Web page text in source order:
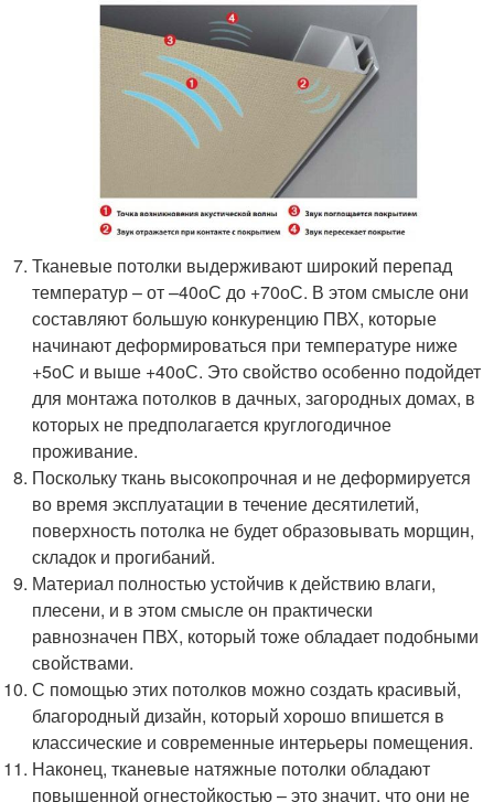
Тканевые потолки выдерживают широкий перепад
температур – от –40оС до +70оС. В этом смысле они
составляют большую конкуренцию ПВХ, которые
начинают деформироваться при температуре ниже
+5оС и выше +40оС. Это свойство особенно подойдет
для монтажа потолков в дачных, загородных домах, в
которых не предполагается круглогодичное
проживание.
Поскольку ткань высокопрочная и не деформируется
во время эксплуатации в течение десятилетий,
поверхность потолка не будет образовывать морщин,
складок и прогибаний.
Материал полностью устойчив к действию влаги,
плесени, и в этом смысле он практически
равнозначен ПВХ, который тоже обладает подобными
свойствами.
С помощью этих потолков можно создать красивый,
благородный дизайн, который хорошо впишется в
классические и современные интерьеры помещения.
Наконец, тканевые натяжные потолки обладают
повышенной огнестойкостью – это значит, что они не